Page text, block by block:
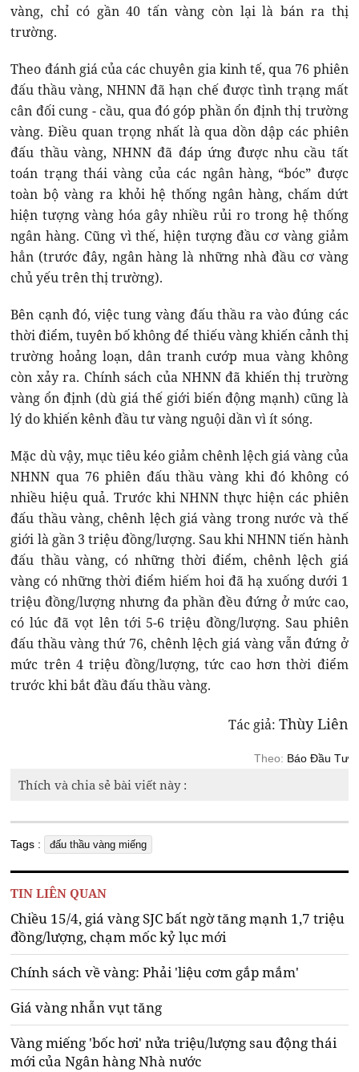
vàng, chỉ có gần 40 tấn vàng còn lại là bán ra thị
trường.
Theo đánh giá của các chuyên gia kinh tế, qua 76 phiên
đấu thầu vàng, NHNN đã hạn chế được tình trạng mất
cân đối cung - cầu, qua đó góp phần ổn định thị trường
vàng. Điều quan trọng nhất là qua dồn dập các phiên
đấu thầu vàng, NHNN đã đáp ứng được nhu cầu tất
toán trạng thái vàng của các ngân hàng, “bóc” được
toàn bộ vàng ra khỏi hệ thống ngân hàng, chấm dứt
hiện tượng vàng hóa gây nhiều rủi ro trong hệ thống
ngân hàng. Cũng vì thế, hiện tượng đầu cơ vàng giảm
hẳn (trước đây, ngân hàng là những nhà đầu cơ vàng
chủ yếu trên thị trường).
Bên cạnh đó, việc tung vàng đấu thầu ra vào đúng các
thời điểm, tuyên bố không để thiếu vàng khiến cảnh thị
trường hoảng loạn, dân tranh cướp mua vàng không
còn xảy ra. Chính sách của NHNN đã khiến thị trường
vàng ổn định (dù giá thế giới biến động mạnh) cũng là
lý do khiến kênh đầu tư vàng nguội dần vì ít sóng.
Mặc dù vậy, mục tiêu kéo giảm chênh lệch giá vàng của
NHNN qua 76 phiên đấu thầu vàng khi đó không có
nhiều hiệu quả. Trước khi NHNN thực hiện các phiên
đấu thầu vàng, chênh lệch giá vàng trong nước và thế
giới là gần 3 triệu đồng/lượng. Sau khi NHNN tiến hành
đấu thầu vàng, có những thời điểm, chênh lệch giá
vàng có những thời điểm hiếm hoi đã hạ xuống dưới 1
triệu đồng/lượng nhưng đa phần đều đứng ở mức cao,
có lúc đã vọt lên tới 5-6 triệu đồng/lượng. Sau phiên
đấu thầu vàng thứ 76, chênh lệch giá vàng vẫn đứng ở
mức trên 4 triệu đồng/lượng, tức cao hơn thời điểm
trước khi bắt đầu đấu thầu vàng.
Tác giả: Thùy Liên
Theo: Báo Đầu Tư
Thích và chia sẻ bài viết này :
Tags : đấu thầu vàng miếng
TIN LIÊN QUAN
Chiều 15/4, giá vàng SJC bất ngờ tăng mạnh 1,7 triệu
đồng/lượng, chạm mốc kỷ lục mới
Chính sách về vàng: Phải 'liệu cơm gắp mắm'
Giá vàng nhẫn vụt tăng
Vàng miếng 'bốc hơi' nửa triệu/lượng sau động thái
mới của Ngân hàng Nhà nước